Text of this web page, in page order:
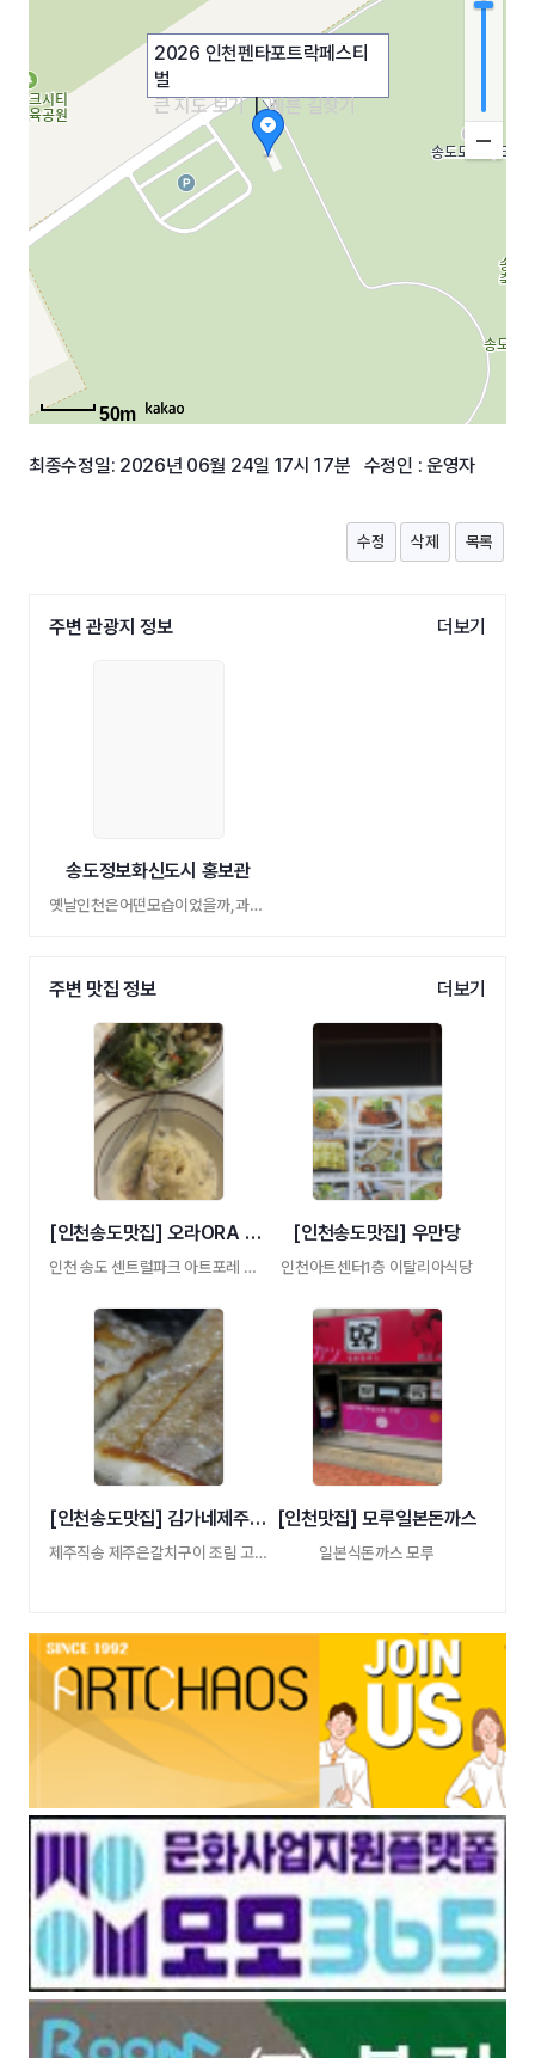
2026 인천펜타포트락페스티
벌
큰 지도 보기|빠른 길찾기
50m
최종수정일: 2026년 06월 24일 17시 17분 수정인 : 운영자
수정 삭제 목록
주변 관광지 정보 더보기
송도정보화신도시 홍보관
옛날인천은어떤모습이었을까,과연인천은발 …
주변 맛집 정보 더보기
[인천송도맛집] 오라ORA 화덕피자 파스타
인천 송도 센트럴파크 아트포레 화덕피자 파 …
[인천송도맛집] 우만당
인천아트센터1층 이탈리아식당
[인천송도맛집] 김가네제주물회
제주직송 제주은갈치구이 조림 고등어위치 …
[인천맛집] 모루일본돈까스
일본식돈까스 모루